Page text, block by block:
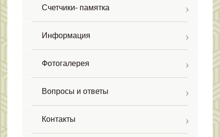
Счетчики- памятка
Информация
Фотогалерея
Вопросы и ответы
Контакты